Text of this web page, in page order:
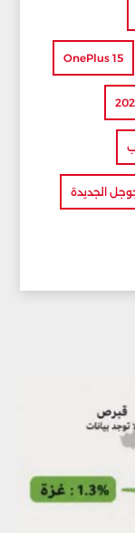
OnePlus 15
الجديدة